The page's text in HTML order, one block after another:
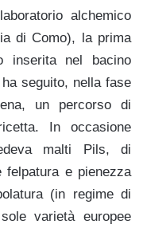
alchemico
di Como), la prima
inserita nel bacino
seguito, nella fase
un percorso di
In occasione
malti Pils, di
e pienezza
(in regime di
varietà europee